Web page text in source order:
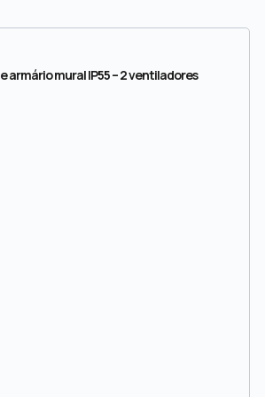
armário mural IP55 – 2 ventiladores